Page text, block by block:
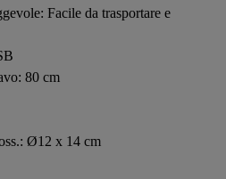
Facile da trasportare e
80 cm
Ø12 x 14 cm